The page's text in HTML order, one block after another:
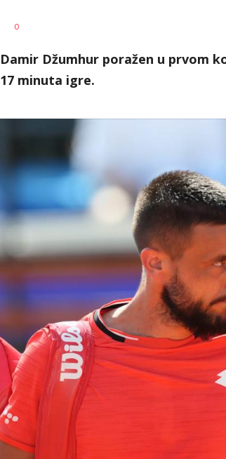
AUTOR
0
Damir Džumhur poražen u prvom
17 minuta igre.